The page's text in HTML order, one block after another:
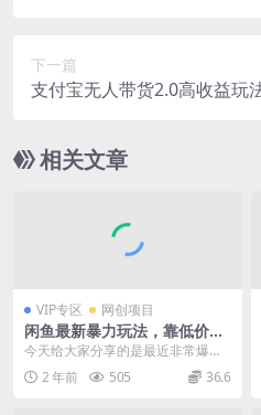
下一篇
支付宝无人带货2.0高收益玩
相关文章
VIP专区 网创项目
闲鱼最新暴力玩法，靠低价渠
道单日收益1000+，附详细实
操及渠道
今天给大家分享的是最近非常爆火
的，外面收费998的各大会员低价
渠道项目，购买实操...
2 年前 505 36.6